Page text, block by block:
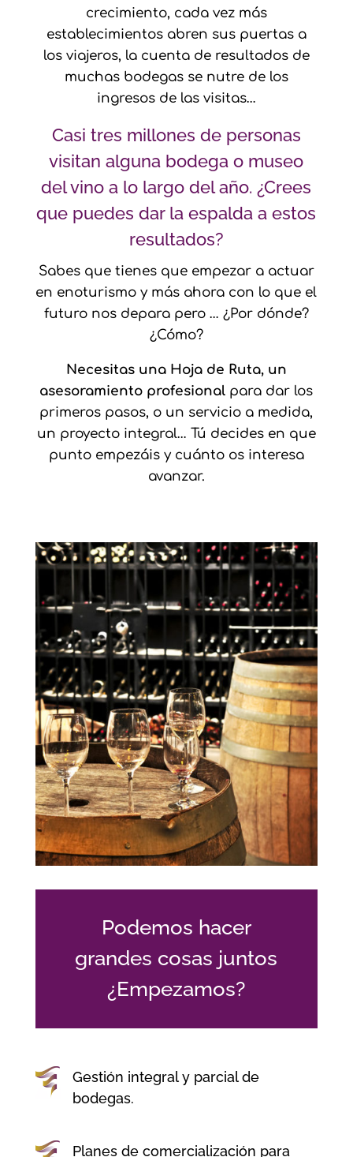
crecimiento, cada vez más
establecimientos abren sus puertas a
los viajeros, la cuenta de resultados de
muchas bodegas se nutre de los
ingresos de las visitas…
Casi tres millones de personas
visitan alguna bodega o museo
del vino a lo largo del año. ¿Crees
que puedes dar la espalda a estos
resultados?
Sabes que tienes que empezar a actuar
en enoturismo y más ahora con lo que el
futuro nos depara pero … ¿Por dónde?
¿Cómo?
Necesitas una Hoja de Ruta, un
asesoramiento profesional para dar los
primeros pasos, o un servicio a medida,
un proyecto integral… Tú decides en que
punto empezáis y cuánto os interesa
avanzar.
Podemos hacer
grandes cosas juntos
¿Empezamos?
Gestión integral y parcial de
bodegas.
Planes de comercialización para